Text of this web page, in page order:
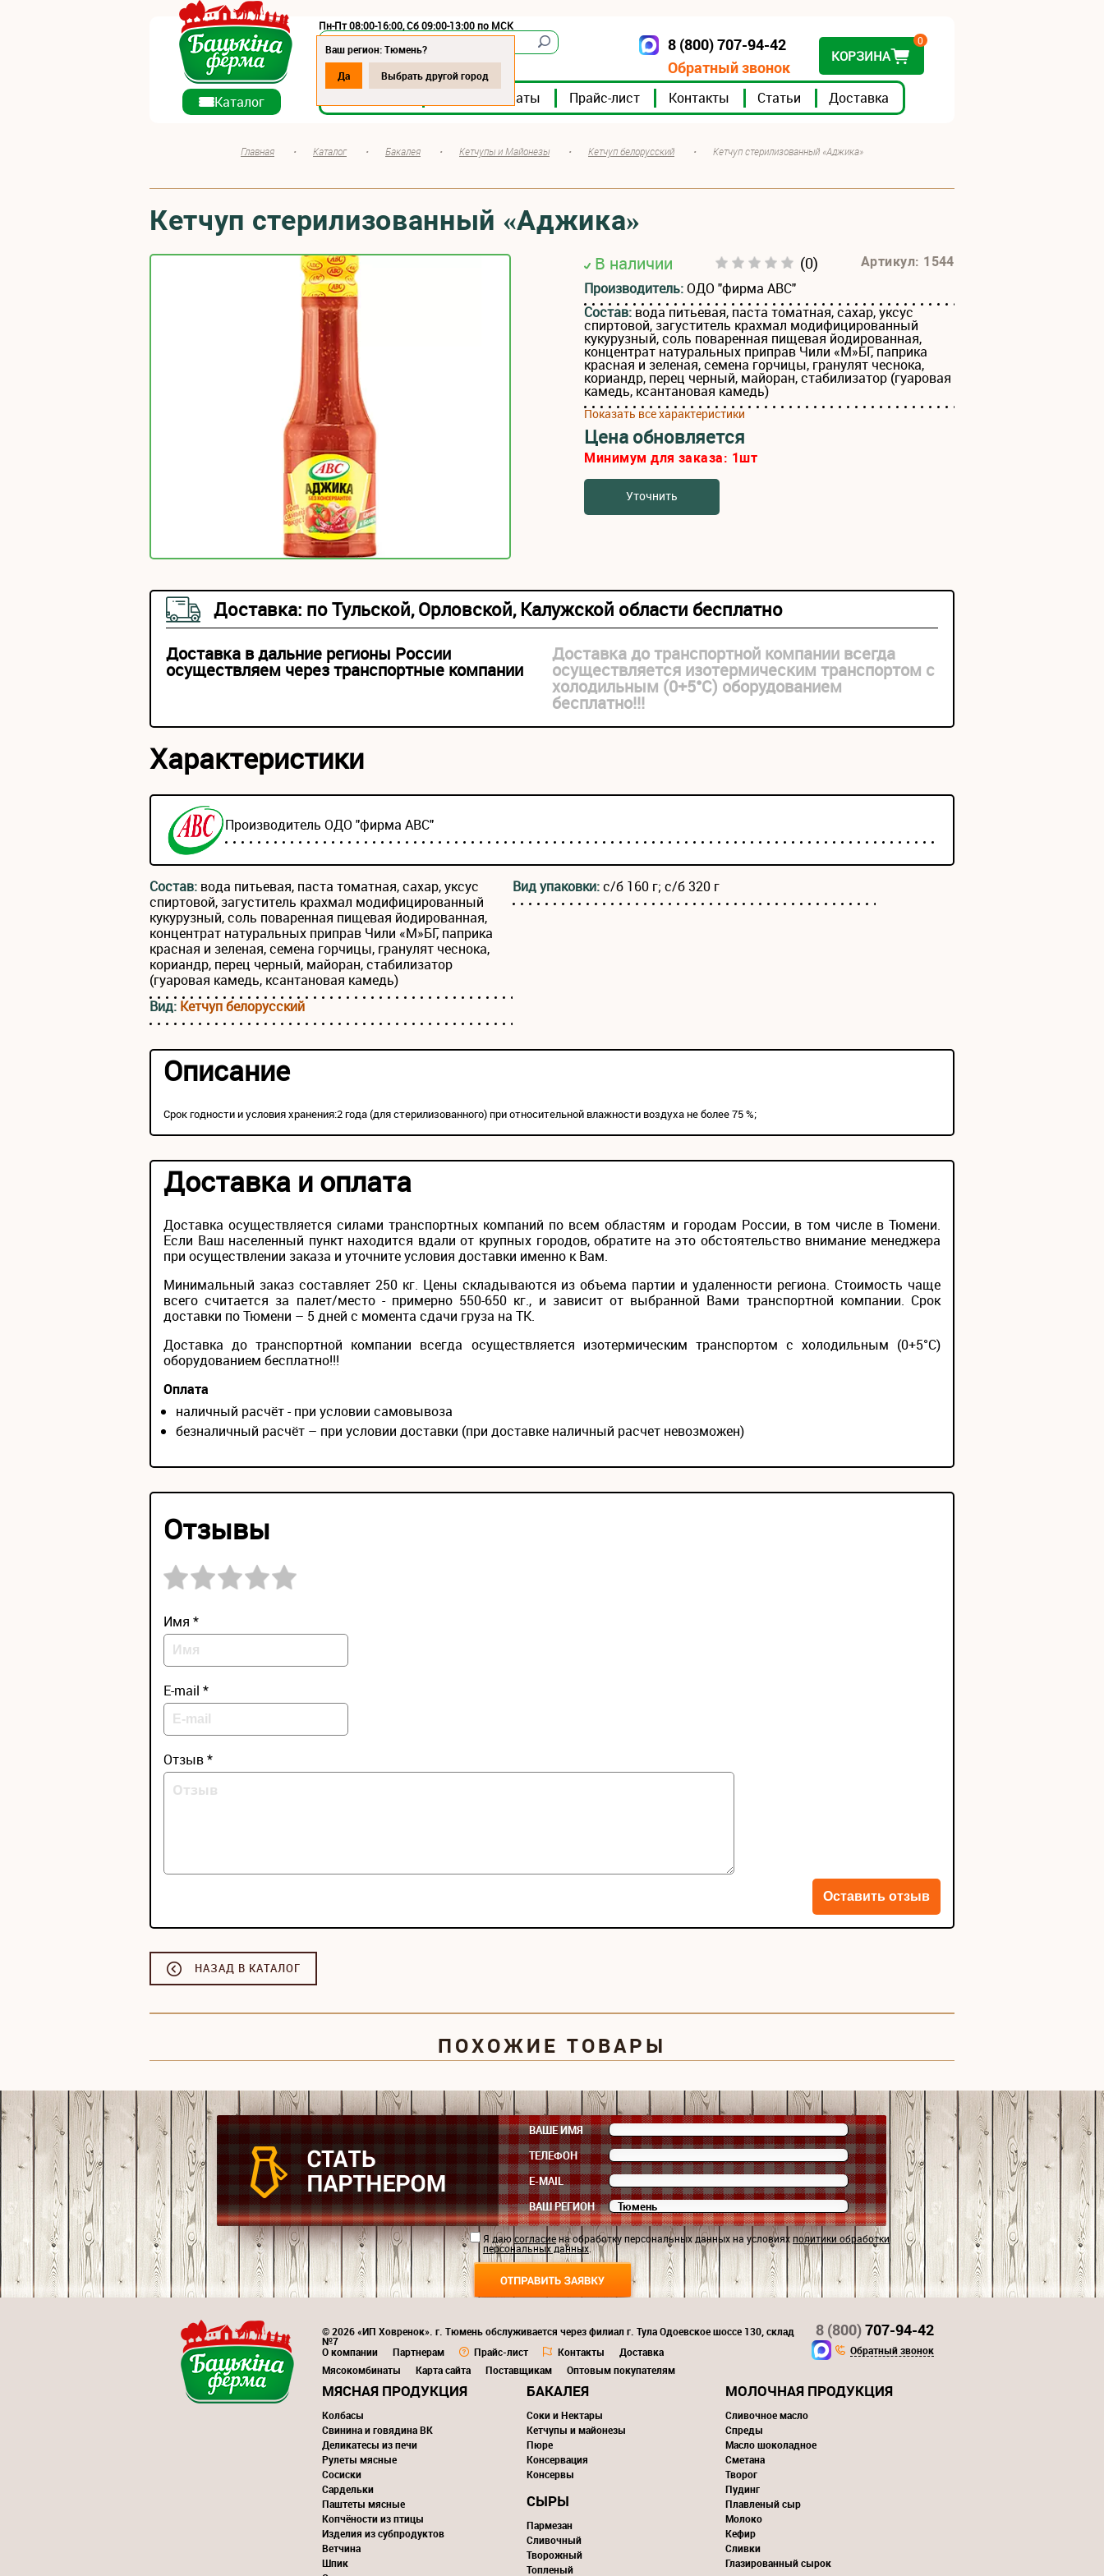
Пн-Пт 08:00-16:00, Сб 09:00-13:00 по МСК
Мясокомбинаты Прайс-лист Контакты Статьи Доставка
8 (800) 707-94-42
Обратный звонок
КОРЗИНА
0
Ваш регион: Тюмень?
Да
Выбрать другой город
Каталог
Главная • Каталог • Бакалея • Кетчупы и Майонезы • Кетчуп белорусский • Кетчуп стерилизованный «Аджика»
Кетчуп стерилизованный «Аджика»
В наличии (0) Артикул: 1544
Производитель:ОДО "фирма АВС"
Состав: вода питьевая, паста томатная, сахар, уксус
спиртовой, загуститель крахмал модифицированный
кукурузный, соль поваренная пищевая йодированная,
концентрат натуральных приправ Чили «М»БГ, паприка
красная и зеленая, семена горчицы, гранулят чеснока,
кориандр, перец черный, майоран, стабилизатор (гуаровая
камедь, ксантановая камедь)
Показать все характеристики
Цена обновляется
Минимум для заказа: 1шт
Уточнить
Доставка: по Тульской, Орловской, Калужской области бесплатно
Доставка в дальние регионы России
осуществляем через транспортные компании
Доставка до транспортной компании всегда
осуществляется изотермическим транспортом с
холодильным (0+5°С) оборудованием
бесплатно!!!
Характеристики
Производитель ОДО "фирма АВС"
Состав: вода питьевая, паста томатная, сахар, уксус
спиртовой, загуститель крахмал модифицированный
кукурузный, соль поваренная пищевая йодированная,
концентрат натуральных приправ Чили «М»БГ, паприка
красная и зеленая, семена горчицы, гранулят чеснока,
кориандр, перец черный, майоран, стабилизатор
(гуаровая камедь, ксантановая камедь)
Вид упаковки:с/б 160 г; с/б 320 г
Вид: Кетчуп белорусский
Описание
Срок годности и условия хранения:2 года (для стерилизованного) при относительной влажности воздуха не более 75 %;
Доставка и оплата
Доставка осуществляется силами транспортных компаний по всем областям и городам России, в том числе в Тюмени.
Если Ваш населенный пункт находится вдали от крупных городов, обратите на это обстоятельство внимание менеджера
при осуществлении заказа и уточните условия доставки именно к Вам.
Минимальный заказ составляет 250 кг. Цены складываются из объема партии и удаленности региона. Стоимость чаще
всего считается за палет/место - примерно 550-650 кг., и зависит от выбранной Вами транспортной компании. Срок
доставки по Тюмени – 5 дней с момента сдачи груза на ТК.
Доставка до транспортной компании всегда осуществляется изотермическим транспортом с холодильным (0+5°С)
оборудованием бесплатно!!!
Оплата
наличный расчёт - при условии самовывоза
безналичный расчёт – при условии доставки (при доставке наличный расчет невозможен)
Отзывы
Имя *
E-mail *
Отзыв *
НАЗАД В КАТАЛОГ
ПОХОЖИЕ ТОВАРЫ
ВАШЕ ИМЯ
ТЕЛЕФОН
E-MAIL
ВАШ РЕГИОН
Я даюсогласиена обработку персональных данных на условияхполитики обработки
персональных данных.
© 2026 «ИП Ховренок». г. Тюмень обслуживается через филиал г. Тула Одоевское шоссе 130, склад
№7
О компании
Партнерам Прайс-лист Контакты
Доставка
Мясокомбинаты
Карта сайта Поставщикам Оптовым покупателям
8 (800)707-94-42
Обратный звонок
МЯСНАЯ ПРОДУКЦИЯ
Колбасы
Свинина и говядина ВК
Деликатесы из печи
Рулеты мясные
Сосиски
Сардельки
Паштеты мясные
Копчёности из птицы
Изделия из субпродуктов
Ветчина
Шпик
БАКАЛЕЯ
Соки и Нектары
Кетчупы и майонезы
Пюре
Консервация
Консервы
СЫРЫ
Пармезан
Сливочный
Творожный
Топленый
МОЛОЧНАЯ ПРОДУКЦИЯ
Сливочное масло
Спреды
Масло шоколадное
Сметана
Творог
Пудинг
Плавленый сыр
Молоко
Кефир
Сливки
Глазированный сырок